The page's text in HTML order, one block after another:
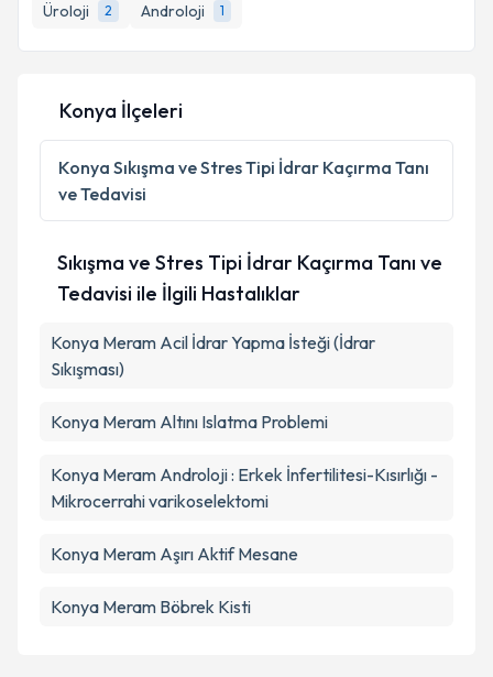
Üroloji
2 Androloji 1
E-posta Adresiniz
Kişisel verilerimin işlenmesine ilişkinAydınlatma
Metni
'ni okudum ve kişisel verilerimin belirtilen
kapsamda işlenmesini kabul ediyorum.
Takvim Talebini Gönder
Konya İlçeleri
Konya Sıkışma ve Stres Tipi İdrar Kaçırma Tanı
ve Tedavisi
Sıkışma ve Stres Tipi İdrar Kaçırma Tanı ve
Tedavisi ile İlgili Hastalıklar
Konya Meram Acil İdrar Yapma İsteği (İdrar
Sıkışması)
Konya Meram Altını Islatma Problemi
Konya Meram Androloji : Erkek İnfertilitesi-Kısırlığı -
Mikrocerrahi varikoselektomi
Konya Meram Aşırı Aktif Mesane
Konya Meram Böbrek Kisti